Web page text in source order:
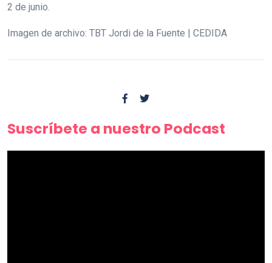
2 de junio.
Imagen de archivo: TBT Jordi de la Fuente | CEDIDA
Suscríbete a nuestro Podcast